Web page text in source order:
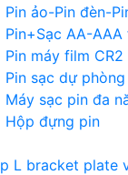
Pin ảo-Pin đèn-
Pin+Sạc AA-
Pin máy film
Pin sạc dự phòng
Máy sạc pin đa
Hộp đựng pin
L bracket plate